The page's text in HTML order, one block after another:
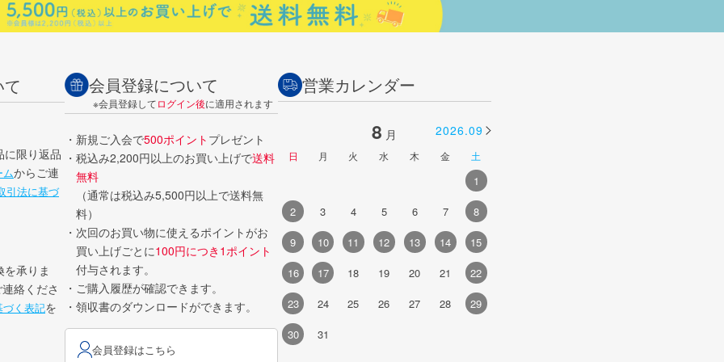
に限り返品
からご連
引法に基づ
承りま
絡くださ
く表記を
会員登録について
※会員登録してログイン後に適用されます
・新規ご入会で500ポイント プレゼント
・税込み2,200円以上のお買い上げで送料
無料
（通常は税込み5,500円以上で送料無
料）
・次回のお買い物に使えるポイントがお
買い上げごとに100円につき1ポイント
付与されます。
・ご購入履歴が確認できます。
・領収書のダウンロードができます。
会員登録はこちら
営業カレンダー
8 月 2026.09
日 月 火 水 木 金 土
1
2
3 4 5 6 7
8
9
10 11 12 13 14
15
16
17 18 19 20 21
22
23
24 25 26 27 28
29
30
31